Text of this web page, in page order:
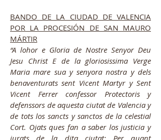
BANDO DE LA CIUDAD DE VALENCIA
POR LA PROCESIÓN DE SAN MAURO
MÁRTIR
“A lohor e Gloria de Nostre Senyor Deu
Jesu Christ E de la gloriosissima Verge
Maria mare sua y senyora nostra y dels
benaventurats sent Vicent Martyr y Sent
Vicent Ferrer confessor Protectoris y
defenssors de aquesta ciutat de Valencia y
de tots los sancts y sanctos de la celestial
Cort. Ojats ques fan a saber los justicia y
jurats de la dita ciutat; Per quant